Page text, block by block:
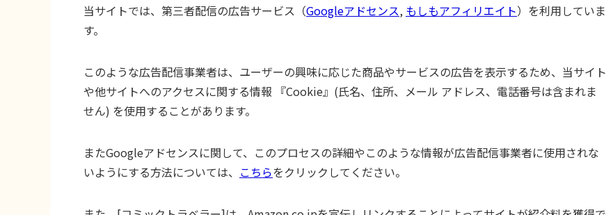
当サイトでは、第三者配信の広告サービス（Googleアドセンス, もしもアフィリエイト）を利用していま
す。
このような広告配信事業者は、ユーザーの興味に応じた商品やサービスの広告を表示するため、当サイト
や他サイトへのアクセスに関する情報 『Cookie』(氏名、住所、メール アドレス、電話番号は含まれま
せん) を使用することがあります。
またGoogleアドセンスに関して、このプロセスの詳細やこのような情報が広告配信事業者に使用されな
いようにする方法については、 こちらをクリックしてください。